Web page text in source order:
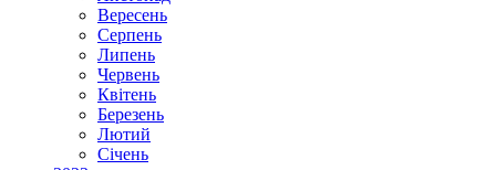
Вересень
Серпень
Липень
Червень
Квітень
Березень
Лютий
Січень